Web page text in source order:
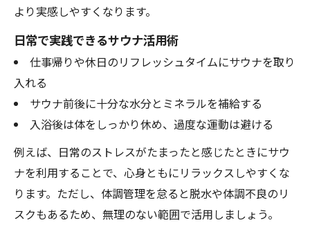
より実感しやすくなります。
日常で実践できるサウナ活用術
仕事帰りや休日のリフレッシュタイムにサウナを取り
入れる
サウナ前後に十分な水分とミネラルを補給する
入浴後は体をしっかり休め、過度な運動は避ける
例えば、日常のストレスがたまったと感じたときにサウ
ナを利用することで、心身ともにリラックスしやすくな
ります。ただし、体調管理を怠ると脱水や体調不良のリ
スクもあるため、無理のない範囲で活用しましょう。